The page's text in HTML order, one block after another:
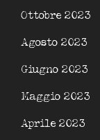
Ottobre 2023
Agosto 2023
Giugno 2023
Maggio 2023
Aprile 2023